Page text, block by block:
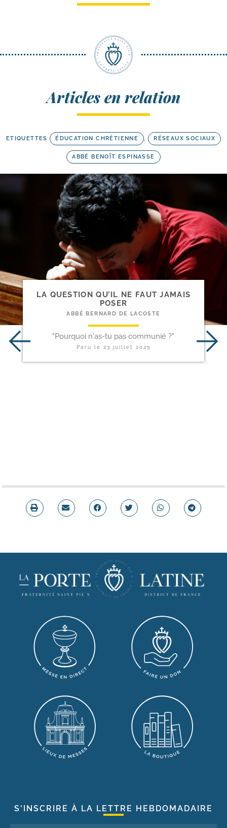
Articles en relation
ETIQUETTES ÉDUCATION CHRÉTIENNE , RÉSEAUX SOCIAUX
ABBÉ BENOÎT ESPINASSE
LA QUESTION QU’IL NE FAUT JAMAIS
POSER
ABBÉ BERNARD DE LACOSTE
"Pourquoi n'as-tu pas communié ?"
Paru le 23 juillet 2025
S'INSCRIRE À LA LETTRE HEBDOMADAIRE